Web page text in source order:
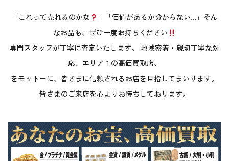
「これって売れるのかな
」「価値があるか分からない…」そん
なお品も、ぜひ一度お持ちください
専門スタッフが丁寧に査定いたします。 地域密着・親切丁寧な対
応、エリア１の高価買取店、
をモットーに、皆さまに信頼されるお店を目指してまいります。
皆さまのご来店を心よりお待ちしております。